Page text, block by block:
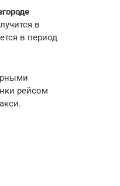
в
в период
рейсом